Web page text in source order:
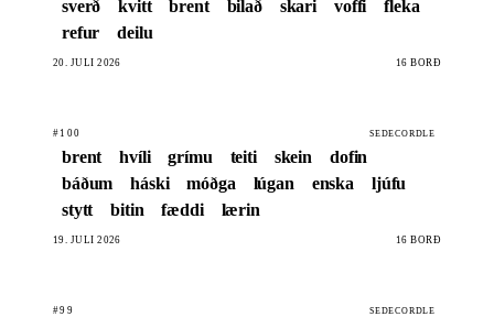
sverð
kvitt brent bilað skari voffi
fleka
refur
deilu
20. JÚLÍ 2026 16 BORÐ
#100 SEDECORDLE
brent hvíli grímu teiti skein
dofin
báðum
háski móðga lúgan enska
ljúfu
stytt
bitin fæddi lærin
19. JÚLÍ 2026 16 BORÐ
#99 SEDECORDLE